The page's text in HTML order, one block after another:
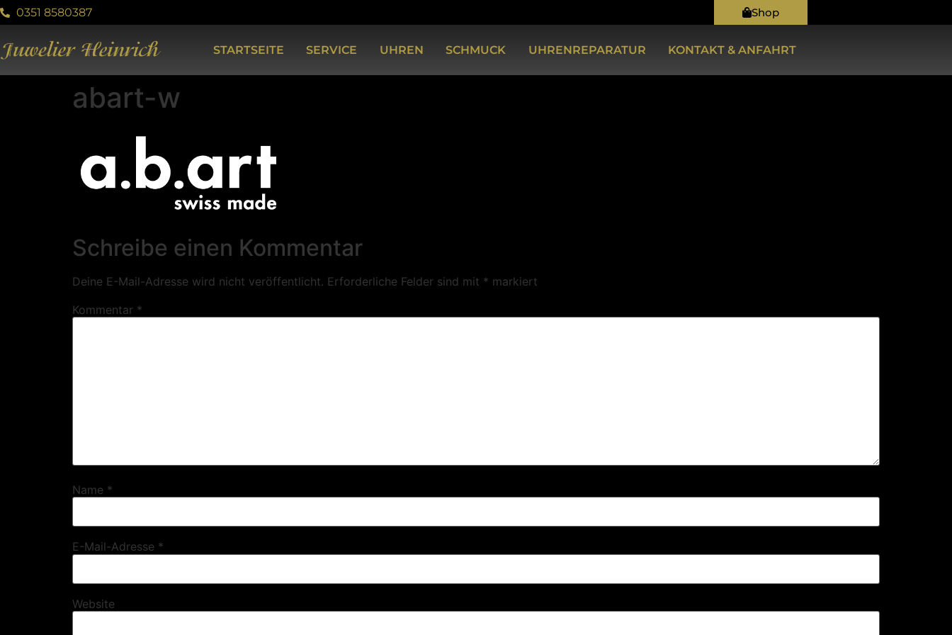
0351 8580387 Shop
STARTSEITE SERVICE UHREN SCHMUCK UHRENREPARATUR KONTAKT & ANFAHRT
abart-w
Schreibe einen Kommentar
Deine E-Mail-Adresse wird nicht veröffentlicht. Erforderliche Felder sind mit * markiert
Kommentar *
Name *
E-Mail-Adresse *
Website